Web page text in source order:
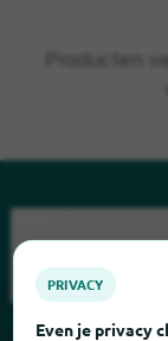
Producten
PRIVACY
Even je privacy